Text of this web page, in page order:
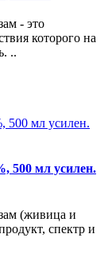
- это
которого на
..
500 мл усилен.
(живица и
спектр и